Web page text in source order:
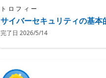
トロフィー
サイバーセキュリティの基
完了日 2026/5/14